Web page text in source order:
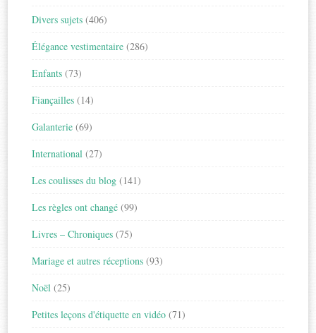
Divers sujets (406)
Élégance vestimentaire (286)
Enfants (73)
Fiançailles (14)
Galanterie (69)
International (27)
Les coulisses du blog (141)
Les règles ont changé (99)
Livres – Chroniques (75)
Mariage et autres réceptions (93)
Noël (25)
Petites leçons d'étiquette en vidéo (71)